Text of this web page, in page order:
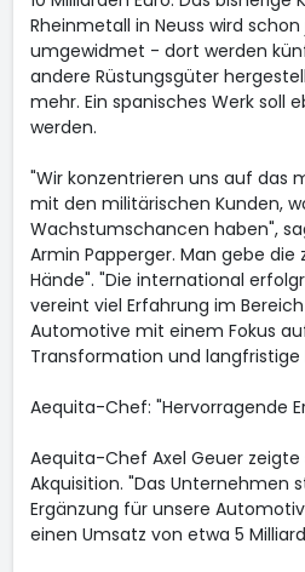
Rheinmetall in Neuss wird
umgewidmet - dort werden
andere Rüstungsgüter
mehr. Ein spanisches Werk soll
werden.
"Wir konzentrieren uns auf das
mit den militärischen Kunden,
Wachstumschancen haben",
Armin Papperger. Man gebe die
Hände". "Die international
vereint viel Erfahrung im
Automotive mit einem Fokus
Transformation und langfristige
Aequita-Chef: "Hervorragende
Aequita-Chef Axel Geuer
Akquisition. "Das Unternehmen
Ergänzung für unsere
einen Umsatz von etwa 5